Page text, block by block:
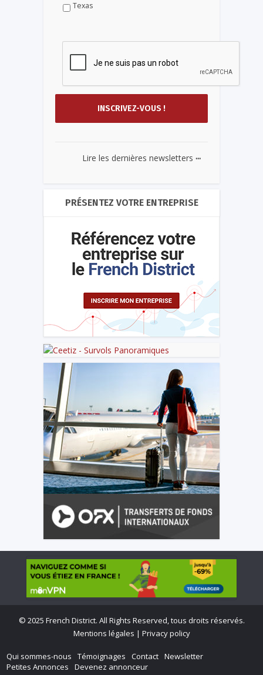
Texas
Lire les dernières newsletters ...
PRÉSENTEZ VOTRE ENTREPRISE
© 2025 French District. All Rights Reserved, tous droits réservés.
Mentions légales | Privacy policy
Qui sommes-nous Témoignages Contact Newsletter
Petites Annonces
Devenez annonceur